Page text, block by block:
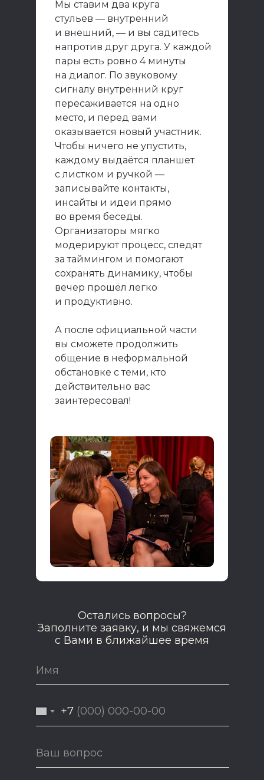
+7
Остались вопросы?
Заполните заявку, и мы свяжемся
с Вами в ближайшее время
Мы ставим два круга
стульев — внутренний
и внешний, — и вы садитесь
напротив друг друга. У каждой
пары есть ровно 4 минуты
на диалог. По звуковому
сигналу внутренний круг
пересаживается на одно
место, и перед вами
оказывается новый участник.
Чтобы ничего не упустить,
каждому выдаётся планшет
с листком и ручкой —
записывайте контакты,
инсайты и идеи прямо
во время беседы.
Организаторы мягко
модерируют процесс, следят
за таймингом и помогают
сохранять динамику, чтобы
вечер прошёл легко
и продуктивно.
А после официальной части
вы сможете продолжить
общение в неформальной
обстановке с теми, кто
действительно вас
заинтересовал!